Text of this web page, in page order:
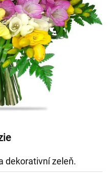
dekorativní zeleň.